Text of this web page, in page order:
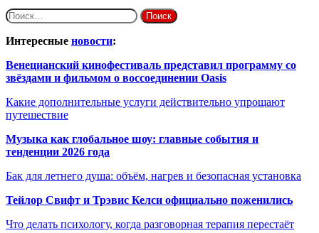
Найти:
Интересные новости:
Венецианский кинофестиваль представил программу со
звёздами и фильмом о воссоединении Oasis
Какие дополнительные услуги действительно упрощают
путешествие
Музыка как глобальное шоу: главные события и
тенденции 2026 года
Бак для летнего душа: объём, нагрев и безопасная установка
Тейлор Свифт и Трэвис Келси официально поженились
Что делать психологу, когда разговорная терапия перестаёт